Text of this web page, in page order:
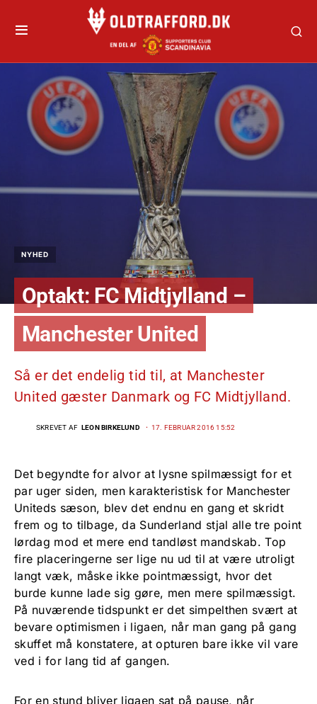
NYHED
Optakt: FC Midtjylland –
Manchester United
Så er det endelig tid til, at Manchester
United gæster Danmark og FC Midtjylland.
SKREVET AF LEON BIRKELUND 17. FEBRUAR 2016 15:52
Det begyndte for alvor at lysne spilmæssigt for et
par uger siden, men karakteristisk for Manchester
Uniteds sæson, blev det endnu en gang et skridt
frem og to tilbage, da Sunderland stjal alle tre point
lørdag mod et mere end tandløst mandskab. Top
fire placeringerne ser lige nu ud til at være utroligt
langt væk, måske ikke pointmæssigt, hvor det
burde kunne lade sig gøre, men mere spilmæssigt.
På nuværende tidspunkt er det simpelthen svært at
bevare optimismen i ligaen, når man gang på gang
skuffet må konstatere, at opturen bare ikke vil vare
ved i for lang tid af gangen.
For en stund bliver ligaen sat på pause, når